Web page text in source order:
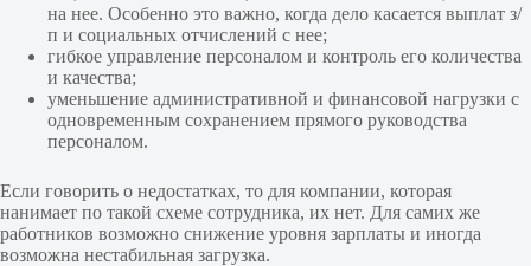
на нее. Особенно это важно, когда дело касается выплат з/
п и социальных отчислений с нее;
гибкое управление персоналом и контроль его количества
и качества;
уменьшение административной и финансовой нагрузки с
одновременным сохранением прямого руководства
персоналом.
Если говорить о недостатках, то для компании, которая
нанимает по такой схеме сотрудника, их нет. Для самих же
работников возможно снижение уровня зарплаты и иногда
возможна нестабильная загрузка.